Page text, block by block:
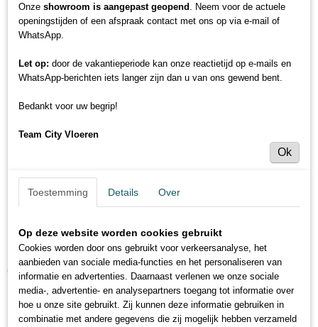
Salina kustgras
€ 139,95 (inclusief btw 21%)
Levertijd 3 tot 5 dagen
Lengte(100 - 2000 cm)
Onze showroom is aangepast geopend . Neem voor de actuele
openingstijden of een afspraak contact met ons op via e-mail of
WhatsApp.
Let op: door de vakantieperiode kan onze reactietijd op e-mails en
WhatsApp-berichten iets langer zijn dan u van ons gewend bent.
Bedankt voor uw begrip!
Team City Vloeren
Ok
Toestemming Details Over
Op deze website worden cookies gebruikt
Cookies worden door ons gebruikt voor verkeersanalyse, het
aanbieden van sociale media-functies en het personaliseren van
informatie en advertenties. Daarnaast verlenen we onze sociale
media-, advertentie- en analysepartners toegang tot informatie over
hoe u onze site gebruikt. Zij kunnen deze informatie gebruiken in
combinatie met andere gegevens die zij mogelijk hebben verzameld